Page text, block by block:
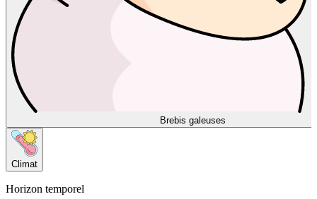
Brebis galeuses
Climat
Horizon temporel